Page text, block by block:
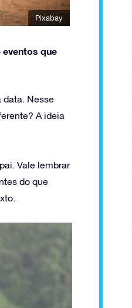
Pixabay
eventos que
data. Nesse
A ideia
Vale lembrar
do que